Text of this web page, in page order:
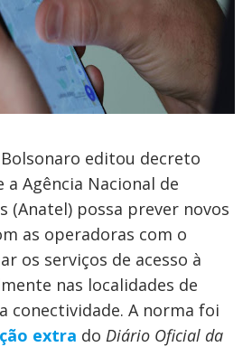
editou decreto
Agência Nacional de
(Anatel) possa prever novos
as operadoras com o
os serviços de acesso à
nas localidades de
conectividade. A norma foi
extra do Diário Oficial da